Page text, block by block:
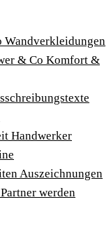
Wandverkleidungen
& Co Komfort &
Handwerker
Auszeichnungen
Partner werden